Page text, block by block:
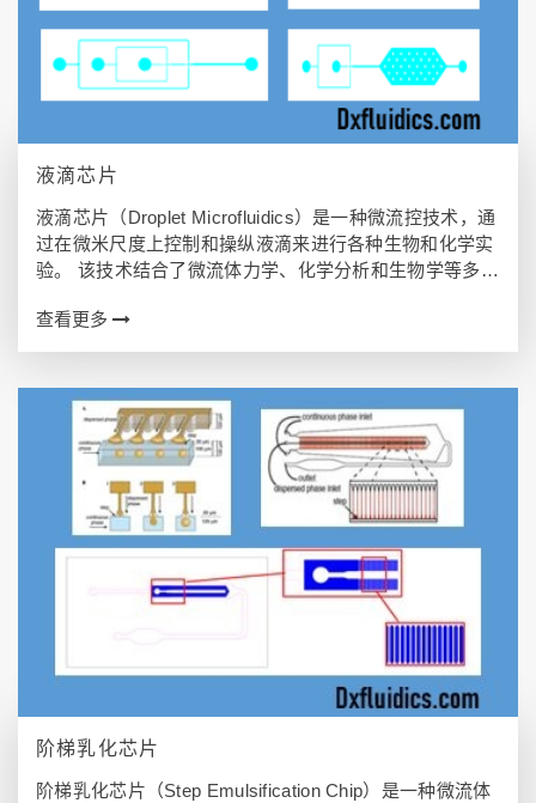
液滴芯片
液滴芯片（Droplet Microfluidics）是一种微流控技术，通
过在微米尺度上控制和操纵液滴来进行各种生物和化学实
验。 该技术结合了微流体力学、化学分析和生物学等多个
优势，为实验室…
查看更多
阶梯乳化芯片
阶梯乳化芯片（Step Emulsification Chip）是一种微流体